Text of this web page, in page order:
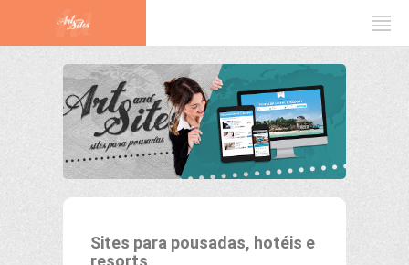
Sites para pousadas, hotéis e
resorts